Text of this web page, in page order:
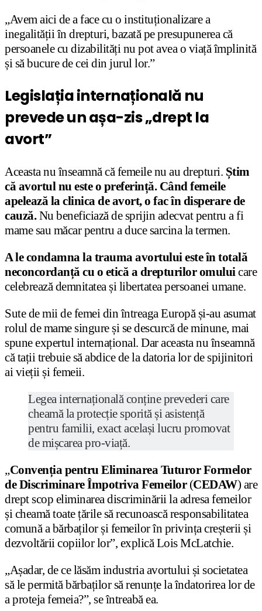
„Avem aici de a face cu o instituționalizare a
inegalității în drepturi, bazată pe presupunerea că
persoanele cu dizabilități nu pot avea o viață împlinită
și să bucure de cei din jurul lor.”
Legislația internațională nu
prevede un așa-zis „drept la
avort”
Aceasta nu înseamnă că femeile nu au drepturi. Știm
că avortul nu este o preferință. Când femeile
apelează la clinica de avort, o fac în disperare de
cauză.Nu beneficiază de sprijin adecvat pentru a fi
mame sau măcar pentru a duce sarcina la termen.
A le condamna la trauma avortului este în totală
neconcordanță cu o etică a drepturilor omuluicare
celebrează demnitatea și libertatea persoanei umane.
Sute de mii de femei din întreaga Europă și-au asumat
rolul de mame singure și se descurcă de minune, mai
spune expertul internațional. Dar aceasta nu înseamnă
că tații trebuie să abdice de la datoria lor de spijinitori
ai vieții și femeii.
Legea internațională conține prevederi care
cheamă la protecție sporită și asistență
pentru familii, exact același lucru promovat
de mișcarea pro-viață.
„Convenția pentru Eliminarea Tuturor Formelor
de Discriminare Împotriva Femeilor (CEDAW) are
drept scop eliminarea discriminării la adresa femeilor
și cheamă toate țările să recunoască responsabilitatea
comună a bărbaților și femeilor în privința creșterii și
dezvoltării copiilor lor”, explică Lois McLatchie.
„Așadar, de ce lăsăm industria avortului și societatea
să le permită bărbaților să renunțe la îndatorirea lor de
a proteja femeia?”, se întreabă ea.